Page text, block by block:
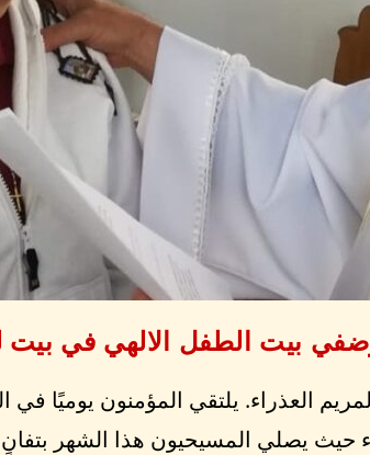
بيت الطفل الالهي في
العذراء. يلتقي المؤمنون يوميًا في
حيث يصلي المسيحيون هذا الشهر